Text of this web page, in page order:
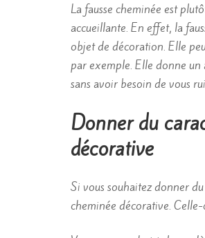
La fausse cheminée est
accueillante. En effet, la
objet de décoration. Elle
par exemple. Elle donne
sans avoir besoin de vous
Donner du
décorative
Si vous souhaitez donner
cheminée décorative.